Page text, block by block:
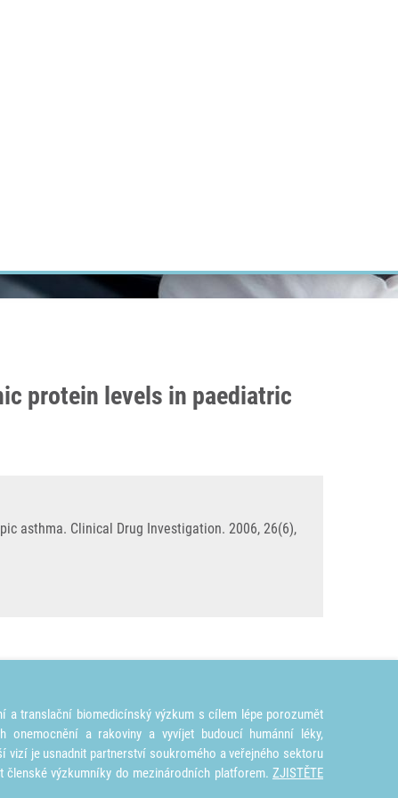
protein levels in paediatric
asthma. Clinical Drug Investigation. 2006, 26(6),
a translační biomedicínský výzkum s cílem lépe porozumět
onemocnění a rakoviny a vyvíjet budoucí humánní léky,
vizí je usnadnit partnerství soukromého a veřejného sektoru
členské výzkumníky do mezinárodních platforem. ZJISTĚTE